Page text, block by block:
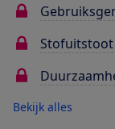
Stofuitstoot
Bekijk alles